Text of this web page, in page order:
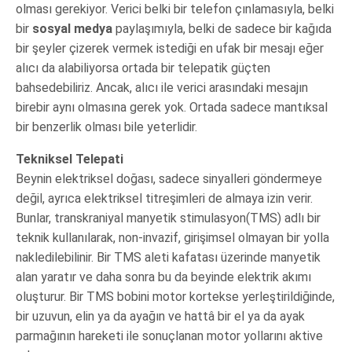
olması gerekiyor. Verici belki bir telefon çınlamasıyla, belki
bir sosyal medya paylaşımıyla, belki de sadece bir kağıda
bir şeyler çizerek vermek istediği en ufak bir mesajı eğer
alıcı da alabiliyorsa ortada bir telepatik güçten
bahsedebiliriz. Ancak, alıcı ile verici arasındaki mesajın
birebir aynı olmasına gerek yok. Ortada sadece mantıksal
bir benzerlik olması bile yeterlidir.
Tekniksel Telepati
Beynin elektriksel doğası, sadece sinyalleri göndermeye
değil, ayrıca elektriksel titreşimleri de almaya izin verir.
Bunlar, transkraniyal manyetik stimulasyon(TMS) adlı bir
teknik kullanılarak, non-invazif, girişimsel olmayan bir yolla
nakledilebilinir. Bir TMS aleti kafatası üzerinde manyetik
alan yaratır ve daha sonra bu da beyinde elektrik akımı
oluşturur. Bir TMS bobini motor kortekse yerleştirildiğinde,
bir uzuvun, elin ya da ayağın ve hattâ bir el ya da ayak
parmağının hareketi ile sonuçlanan motor yollarını aktive